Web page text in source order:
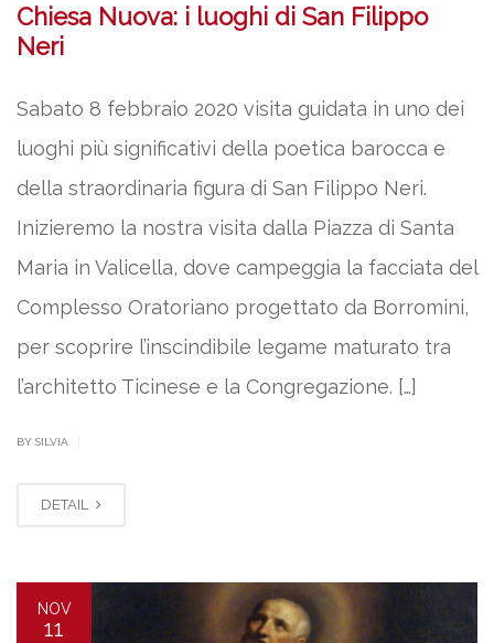
Chiesa Nuova: i luoghi di San Filippo
Neri
Sabato 8 febbraio 2020 visita guidata in uno dei
luoghi più significativi della poetica barocca e
della straordinaria figura di San Filippo Neri.
Inizieremo la nostra visita dalla Piazza di Santa
Maria in Valicella, dove campeggia la facciata del
Complesso Oratoriano progettato da Borromini,
per scoprire l’inscindibile legame maturato tra
l’architetto Ticinese e la Congregazione. […]
BY SILVIA
DETAIL
NOV
11